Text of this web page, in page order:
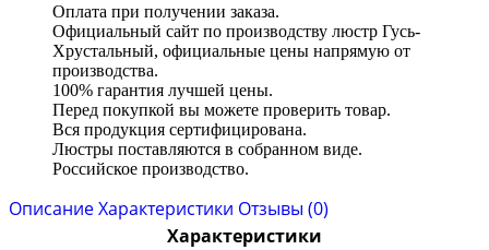
Оплата при получении заказа.
Официальный сайт по производству люстр Гусь-
Хрустальный, официальные цены напрямую от
производства.
100% гарантия лучшей цены.
Перед покупкой вы можете проверить товар.
Вся продукция сертифицирована.
Люстры поставляются в собранном виде.
Российское производство.
ОписаниеХарактеристики Отзывы (0)
Характеристики